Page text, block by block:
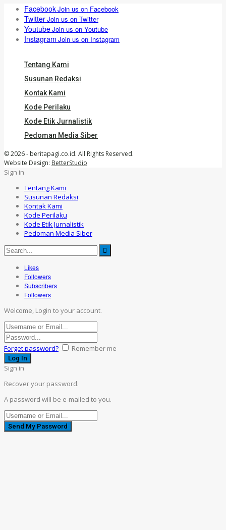
FacebookJoin us on Facebook
TwitterJoin us on Twitter
YoutubeJoin us on Youtube
Instagram Join us on Instagram
Tentang Kami
Susunan Redaksi
Kontak Kami
Kode Perilaku
Kode Etik Jurnalistik
Pedoman Media Siber
© 2026 - beritapagi.co.id. All Rights Reserved.
Website Design: BetterStudio
Sign in
Tentang Kami
Susunan Redaksi
Kontak Kami
Kode Perilaku
Kode Etik Jurnalistik
Pedoman Media Siber
Likes
Followers
Subscribers
Followers
Welcome, Login to your account.
Forget password? Remember me
Sign in
Recover your password.
A password will be e-mailed to you.